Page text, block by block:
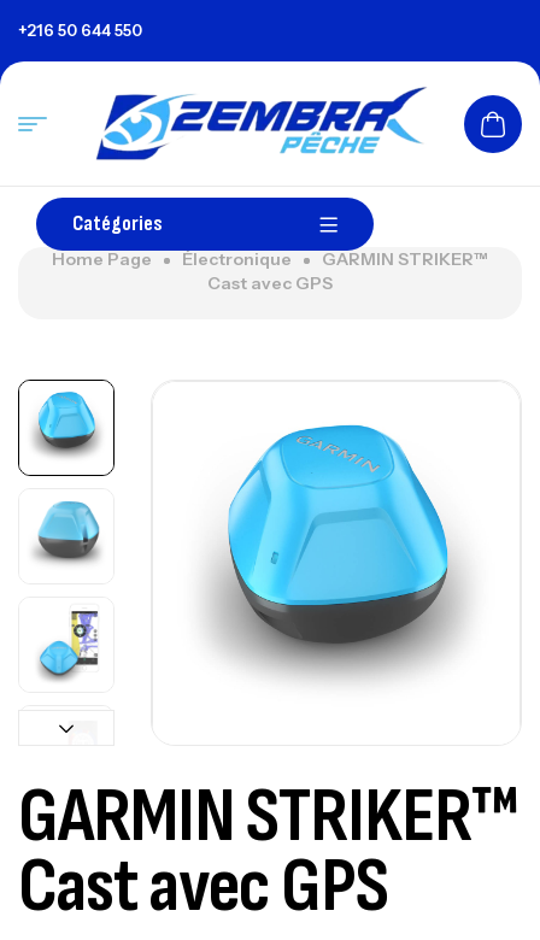
+216 50 644 550
Catégories
Home Page Électronique
GARMIN STRIKER™
Cast avec GPS
GARMIN STRIKER™
Cast avec GPS